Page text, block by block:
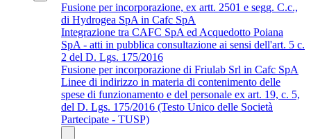
Fusione per incorporazione, ex artt. 2501 e segg. C.c.,
di Hydrogea SpA in Cafc SpA
Integrazione tra CAFC SpA ed Acquedotto Poiana
SpA - atti in pubblica consultazione ai sensi dell'art. 5 c.
2 del D. Lgs. 175/2016
Fusione per incorporazione di Friulab Srl in Cafc SpA
Linee di indirizzo in materia di contenimento delle
spese di funzionamento e del personale ex art. 19, c. 5,
del D. Lgs. 175/2016 (Testo Unico delle Società
Partecipate - TUSP)